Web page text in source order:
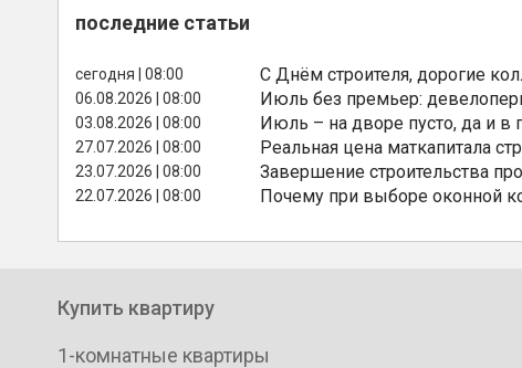
последние статьи
сегодня | 08:00 С Днём строителя, дорогие
06.08.2026 | 08:00 Июль без премьер:
03.08.2026 | 08:00 Июль – на дворе пусто, да и в
27.07.2026 | 08:00 Реальная цена маткапитала
23.07.2026 | 08:00 Завершение строительства
22.07.2026 | 08:00 Почему при выборе оконной
Купить квартиру
1-комнатные квартиры